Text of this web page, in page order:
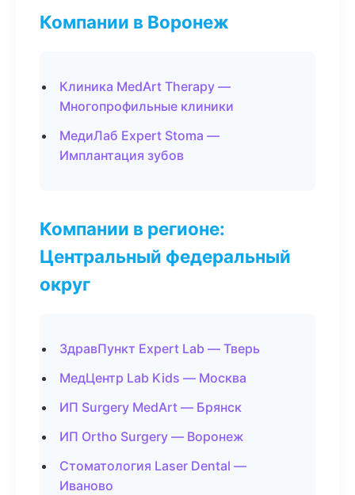
Компании в Воронеж
Клиника MedArt Therapy —
Многопрофильные клиники
МедиЛаб Expert Stoma —
Имплантация зубов
Компании в регионе:
Центральный федеральный
округ
ЗдравПункт Expert Lab — Тверь
МедЦентр Lab Kids — Москва
ИП Surgery MedArt — Брянск
ИП Ortho Surgery — Воронеж
Стоматология Laser Dental —
Иваново